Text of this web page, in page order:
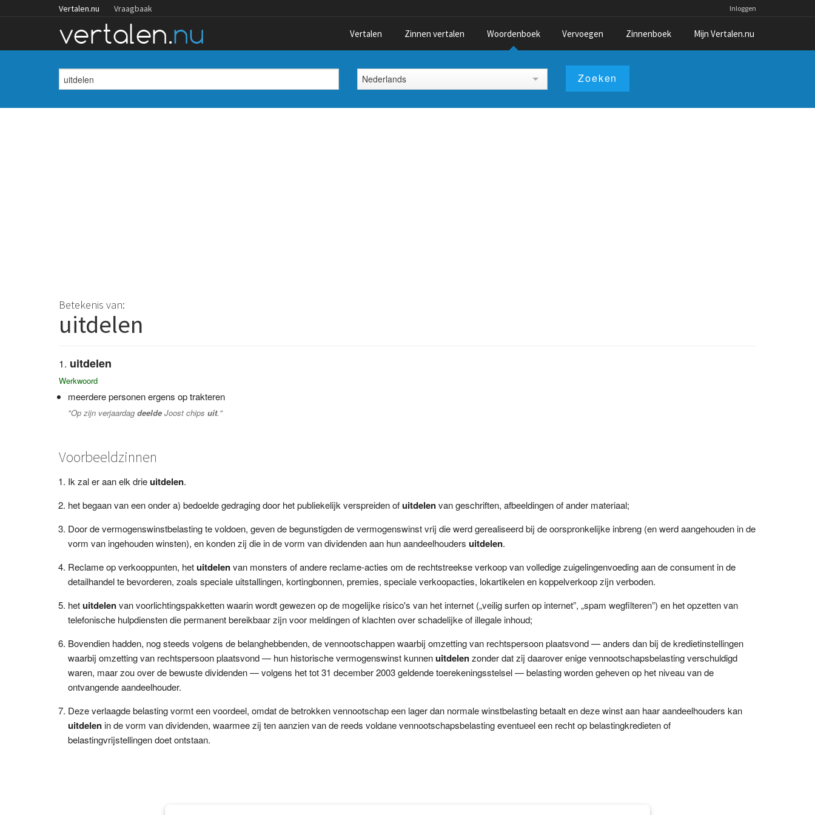
Vertalen.nu Vraagbaak Inloggen
Vertalen Zinnen vertalen Woordenboek Vervoegen Zinnenboek Mijn Vertalen.nu
Nederlands
Betekenis van:
uitdelen
uitdelen
Werkwoord
meerdere personen ergens op trakteren
"Op zijn verjaardag deelde Joost chips uit."
Voorbeeldzinnen
Ik zal er aan elk drieuitdelen.
het begaan van een onder a) bedoelde gedraging door het publiekelijk verspreiden ofuitdelenvan geschriften, afbeeldingen of ander materiaal;
Door de vermogenswinstbelasting te voldoen, geven de begunstigden de vermogenswinst vrij die werd gerealiseerd bij de oorspronkelijke inbreng (en werd aangehouden in de
vorm van ingehouden winsten), en konden zij die in de vorm van dividenden aan hun aandeelhouders uitdelen.
Reclame op verkooppunten, hetuitdelenvan monsters of andere reclame-acties om de rechtstreekse verkoop van volledige zuigelingenvoeding aan de consument in de
detailhandel te bevorderen, zoals speciale uitstallingen, kortingbonnen, premies, speciale verkoopacties, lokartikelen en koppelverkoop zijn verboden.
hetuitdelenvan voorlichtingspakketten waarin wordt gewezen op de mogelijke risico's van het internet („veilig surfen op internet”, „spam wegfilteren”) en het opzetten van
telefonische hulpdiensten die permanent bereikbaar zijn voor meldingen of klachten over schadelijke of illegale inhoud;
Bovendien hadden, nog steeds volgens de belanghebbenden, de vennootschappen waarbij omzetting van rechtspersoon plaatsvond — anders dan bij de kredietinstellingen
waarbij omzetting van rechtspersoon plaatsvond — hun historische vermogenswinst kunnenuitdelenzonder dat zij daarover enige vennootschapsbelasting verschuldigd
waren, maar zou over de bewuste dividenden — volgens het tot 31 december 2003 geldende toerekeningsstelsel — belasting worden geheven op het niveau van de
ontvangende aandeelhouder.
Deze verlaagde belasting vormt een voordeel, omdat de betrokken vennootschap een lager dan normale winstbelasting betaalt en deze winst aan haar aandeelhouders kan
uitdelenin de vorm van dividenden, waarmee zij ten aanzien van de reeds voldane vennootschapsbelasting eventueel een recht op belastingkredieten of
belastingvrijstellingen doet ontstaan.